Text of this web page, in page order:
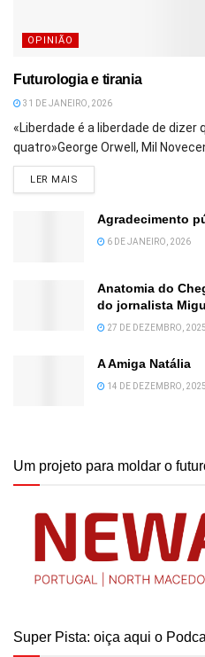
OPINIÃO
Futurologia e tirania
31 DE JANEIRO, 2026
«Liberdade é a liberdade de dizer
quatro»George Orwell, Mil
LER MAIS
Agradecimento
6 DE JANEIRO, 2026
Anatomia do
do jornalista
27 DE DEZEMBRO, 2025
A Amiga Natália
14 DE DEZEMBRO, 2025
Um projeto para moldar o
Super Pista: oiça aqui o